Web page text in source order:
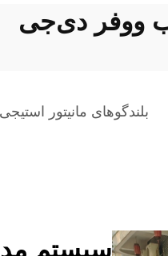
ووفر دی‌جی
بلندگوهای مانیتور
سیستم